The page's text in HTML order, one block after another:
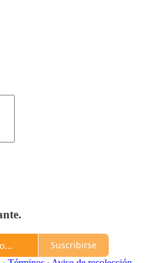
Suscribirse